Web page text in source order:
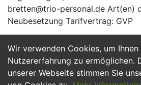
Wir verwenden Cookies, um Ihnen
Nutzererfahrung zu ermöglichen.
unserer Webseite stimmen Sie
bretten@trio-personal.de Art(en)
Neubesetzung Tarifvertrag: GVP
Jetzt